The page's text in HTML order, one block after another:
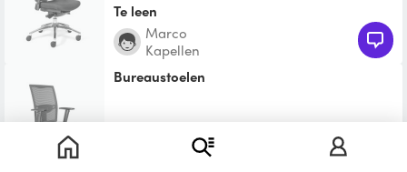
Te leen
Marco
Kapellen
Bureaustoelen